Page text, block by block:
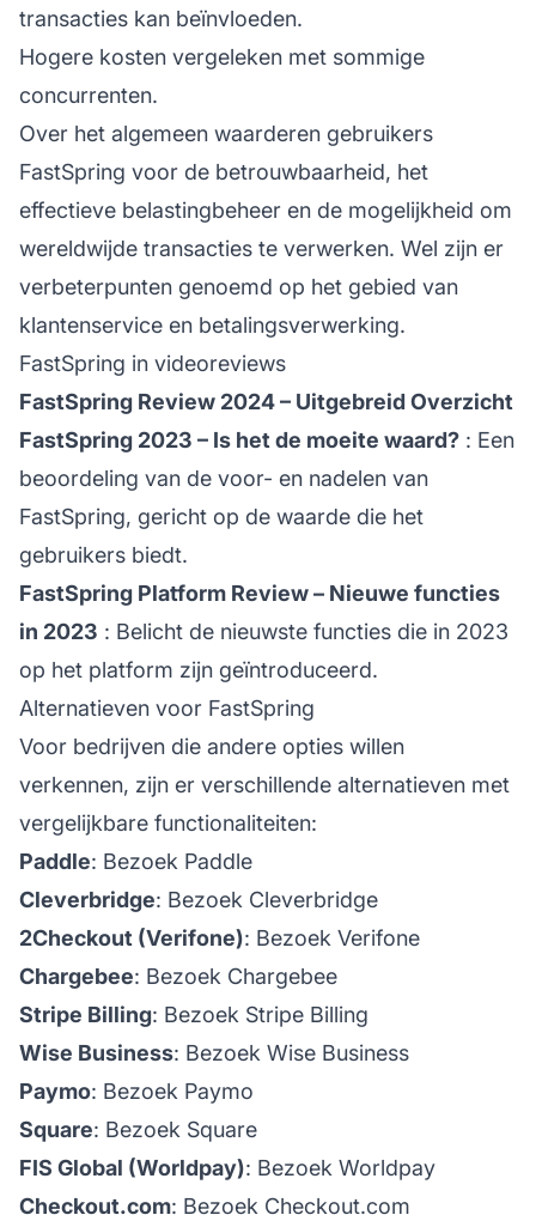
transacties kan beïnvloeden.
Hogere kosten vergeleken met sommige
concurrenten.
Over het algemeen waarderen gebruikers
FastSpring voor de betrouwbaarheid, het
effectieve belastingbeheer en de mogelijkheid om
wereldwijde transacties te verwerken. Wel zijn er
verbeterpunten genoemd op het gebied van
klantenservice en betalingsverwerking.
FastSpring in videoreviews
FastSpring Review 2024 – Uitgebreid Overzicht
FastSpring 2023 – Is het de moeite waard? : Een
beoordeling van de voor- en nadelen van
FastSpring, gericht op de waarde die het
gebruikers biedt.
FastSpring Platform Review – Nieuwe functies
in 2023 : Belicht de nieuwste functies die in 2023
op het platform zijn geïntroduceerd.
Alternatieven voor FastSpring
Voor bedrijven die andere opties willen
verkennen, zijn er verschillende alternatieven met
vergelijkbare functionaliteiten:
Paddle: Bezoek Paddle
Cleverbridge: Bezoek Cleverbridge
2Checkout (Verifone): Bezoek Verifone
Chargebee: Bezoek Chargebee
Stripe Billing: Bezoek Stripe Billing
Wise Business: Bezoek Wise Business
Paymo: Bezoek Paymo
Square: Bezoek Square
FIS Global (Worldpay): Bezoek Worldpay
Checkout.com: Bezoek Checkout.com